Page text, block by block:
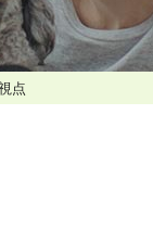
ット 介護&ケアコー
クケア･カウンセラ
点